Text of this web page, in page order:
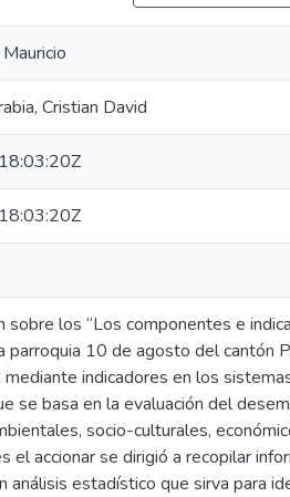
Cristian David
sobre los “Los componentes e
parroquia 10 de agosto del cantón
indicadores en los
se basa en la evaluación del
socio-culturales,
el accionar se dirigió a recopilar
análisis estadístico que sirva para